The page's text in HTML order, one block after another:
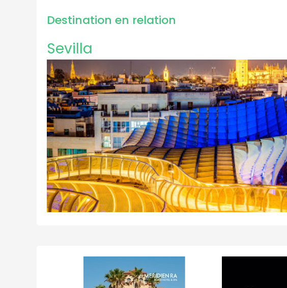
Destination en relation
Sevilla